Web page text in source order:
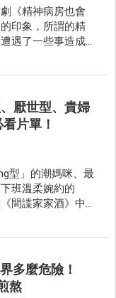
《精神病房也會
印象，所謂的精
遇了一些事造成
厭世型、貴婦
片單！
型」的潮媽咪、最
班溫柔婉約的
間諜家家酒》中
多麼危險！
熬